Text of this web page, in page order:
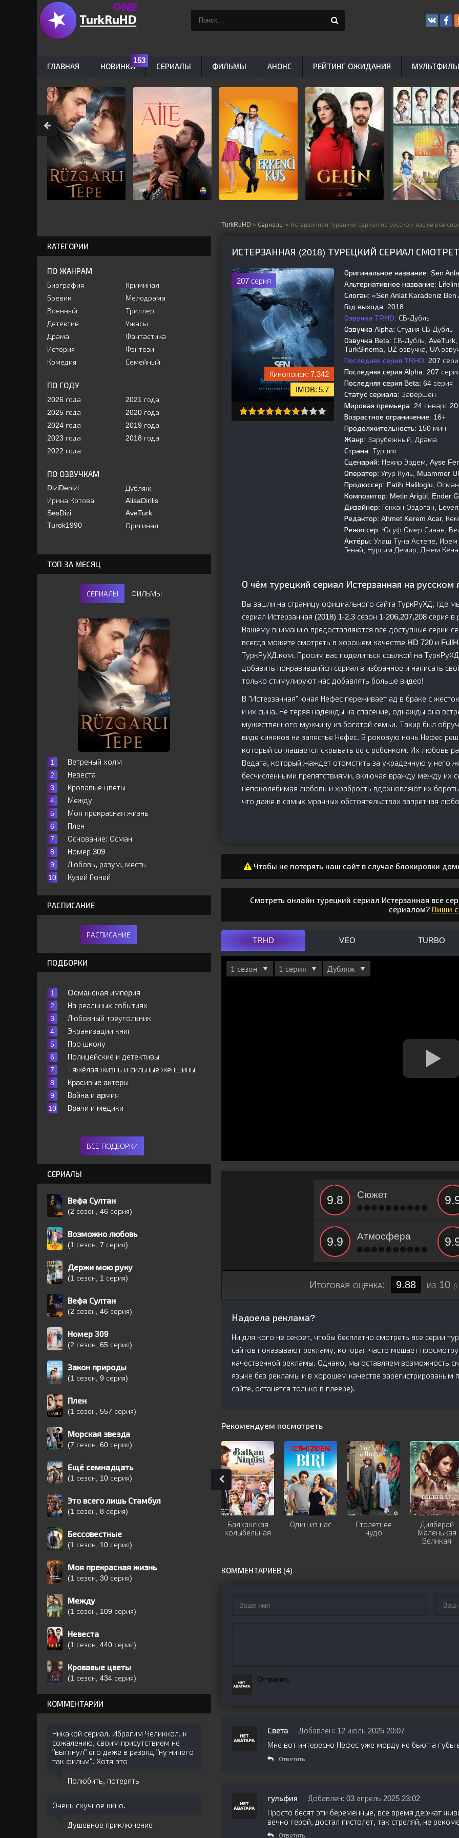
TurkRuHD » Сериалы » Истерзанная турецкий сериал на русском языке все
ИСТЕРЗАННАЯ (2018) ТУРЕЦКИЙ СЕРИАЛ
207 серия
7.342
5.7
Оригинальное название: Sen
Альтернативное название:
Слоган: «Sen Anlat Karadeniz
Год выхода: 2018
Озвучка TRHD: СВ-Дубль
Озвучка Alpha: Студия СВ-Дубль
Озвучка Beta: СВ-Дубль,
TurkSinema, UZ озвучка, UA
Последняя серия TRHD: 207
Последняя серия Alpha: 207
Последняя серия Beta: 64 серия
Статус сериала: Завершен
Мировая премьера: 24 января
Возрастное ограничение: 16+
Продолжительность: 150 мин
Жанр: Зарубежный, Драма
Страна: Турция
Сценарий: Нехир Эрдем, Ayse
Оператор: Угур Куль, Muammer
Продюссер: Fatih Haliloglu,
Композитор: Metin Arigül, Ender
Дизайнер: Гёкхан Оздоган,
Редактор: Ahmet Kerem Acar,
Режиссер: Юсуф Омер Синав,
Актёры: Улаш Туна Астепе,
Генай, Нурсим Демир, Джем
О чём турецкий сериал Истерзанная на русском
Вы зашли на страницу официального сайта ТуркРуХД, где
сериал Истерзанная (2018) 1-2,3 сезон 1-206,207,208 серия
Вашему вниманию предоставляются все доступные серии
всегда можете смотреть в хорошем качестве HD 720 и
ТуркРуХД.ком. Просим вас поделиться ссылкой на
добавить понравившийся сериал в избранное и написать
только стимулируют нас добавлять больше видео!
В "Истерзанная" юная Нефес переживает ад в браке с
и их сына. Не теряя надежды на спасение, однажды она
мужественного мужчину из богатой семьи. Тахир был
виде синяков на запястье Нефес. В роковую ночь Нефес
который соглашается скрывать ее с ребенком. Их любовь
Ведата, который жаждет отомстить за украденную у него
бесчисленными препятствиями, включая вражду между их
непоколебимая любовь и храбрость вдохновляют их
что даже в самых мрачных обстоятельствах запретная
Чтобы не потерять наш сайт в случае блокировки
Смотреть онлайн турецкий сериал Истерзанная все
сериалом? Пиши
TRHD VEO TURBO
Сюжет
Атмосфера
Итоговая оценка: 9.88 из 10
Надоела реклама?
Ни для кого не секрет, чтобы бесплатно смотреть все серии
сайтов показывают рекламу, которая часто мешает
качественной рекламы. Однако, мы оставляем возможность
языке без рекламы и в хорошем качестве зарегистрированым
сайте, останется только в плеере).
Рекомендуем посмотреть
Балканская
колыбельная
Один из нас
Столетнее
чудо
Дилберай
Маленькая
Великая
КОММЕНТАРИЕВ (4)
Отправить
Света Добавлен: 12 июль 2025 20:07
Мне вот интересно Нефес уже морду не бьют а губы
Ответить
гульфия Добавлен: 03 апрель 2025 23:02
Просто бесят эти беременные, все время держат
вечно герой, достал пистолет, так стреляй, не
Ответить
КАТЕГОРИИ
ПО ЖАНРАМ
Биография
Боевик
Военный
Детектив
Драма
История
Комедия
Криминал
Мелодрама
Триллер
Ужасы
Фантастика
Фэнтези
Семейный
ПО ГОДУ
2026 года
2025 года
2024 года
2023 года
2022 года
2021 года
2020 года
2019 года
2018 года
ПО ОЗВУЧКАМ
DiziDenizi
Ирина Котова
SesDizi
Turok1990
Дубляж
AlisaDirilis
AveTurk
Оригинал
ТОП ЗА МЕСЯЦ
СЕРИАЛЫ ФИЛЬМЫ
Ветреный холм
Невеста
Кровавые цветы
Между
Моя прекрасная жизнь
Плен
Основание: Осман
Номер 309
Любовь, разум, месть
Кузей Гюней
РАСПИСАНИЕ
РАСПИСАНИЕ
ПОДБОРКИ
Ocмaнcкaя импepия
На реальных событиях
Любовный треугольник
Экранизации книг
Про школу
Полицейские и детективы
Тяжёлая жизнь и сильные женщины
Кpacивыe aктepы
Вoйнa и apмия
Вpaчи и мeдики
ВСЕ ПОДБОРКИ
СЕРИАЛЫ
Вефа Султан
(2 сезон, 46 серия)
Возможно любовь
(1 сезон, 7 серия)
Держи мою руку
(1 сезон, 1 серия)
Вефа Султан
(2 сезон, 46 серия)
Номер 309
(2 сезон, 65 серия)
Закон природы
(1 сезон, 9 серия)
Плен
(1 сезон, 557 серия)
Морская звезда
(7 сезон, 60 серия)
Ещё семнадцать
(1 сезон, 10 серия)
Это всего лишь Стамбул
(1 сезон, 8 серия)
Бессовестные
(1 сезон, 10 серия)
Моя прекрасная жизнь
(1 сезон, 30 серия)
Между
(1 сезон, 109 серия)
Невеста
(1 сезон, 440 серия)
Кровавые цветы
(1 сезон, 434 серия)
КОММЕНТАРИИ
Никакой сериал. Ибрагим Челиккол, к
сожалению, своим присутствием не
"вытянул" его даже в разряд "ну ничего
так фильм". Хотя это
Полюбить, потерять
Очень скучное кино.
Душевное приключение
ГЛАВНАЯ НОВИНКИ СЕРИАЛЫ ФИЛЬМЫ АНОНС РЕЙТИНГ ОЖИДАНИЯ